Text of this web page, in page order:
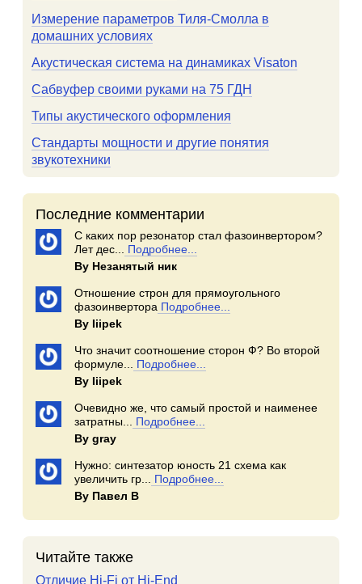
Измерение параметров Тиля-Смолла в
домашних условиях
Акустическая система на динамиках Visaton
Сабвуфер своими руками на 75 ГДН
Типы акустического оформления
Стандарты мощности и другие понятия
звукотехники
Последние комментарии
С каких пор резонатор стал фазоинвертором?
Лет дес...
Подробнее...
By Незанятый ник
Отношение строн для прямоугольного
фазоинвертора Подробнее...
By Iiipek
Что значит соотношение сторон Ф? Во второй
формуле...
Подробнее...
By Iiipek
Очевидно же, что самый простой и наименее
затратны...
Подробнее...
By gray
Нужно: синтезатор юность 21 схема как
увеличить гр...
Подробнее...
By Павел В
Читайте также
Отличие Hi-Fi от Hi-End